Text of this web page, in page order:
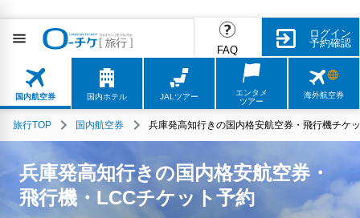
FAQ
ログイン
予約確認
国内航空券 国内ホテル JALツアー
エンタメ
ツアー
海外航空券
旅行TOP 国内航空券 兵庫発高知行きの国内格安航空券・飛行機チケ
兵庫発高知行きの国内格安航空券・
飛行機・LCCチケット予約